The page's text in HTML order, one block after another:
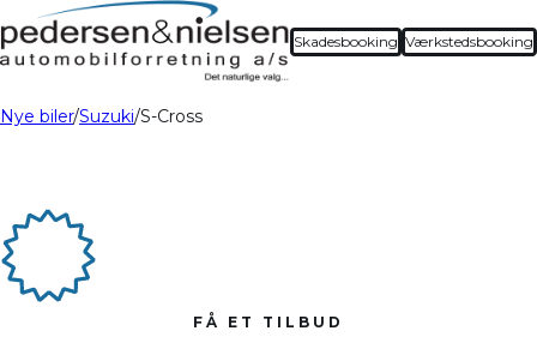
Skadesbooking Værkstedsbooking
Nye biler Suzuki S-Cross
FÅ ET TILBUD